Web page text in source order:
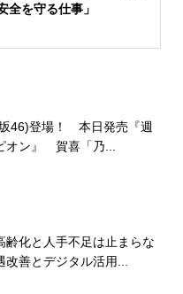
全を守る仕事」
46)登場！ 本日発売『週
オン』 賀喜「乃...
齢化と人手不足は止まらな
善とデジタル活用...